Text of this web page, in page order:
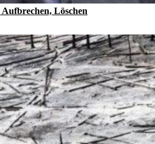
Aufbrechen, Löschen